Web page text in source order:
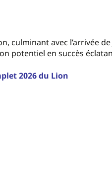
culminant avec l’arrivée
potentiel en succès
2026 du Lion